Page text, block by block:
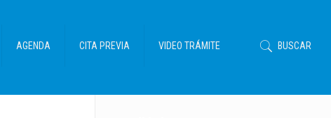
AGENDA CITA PREVIA VIDEO TRÁMITE BUSCAR